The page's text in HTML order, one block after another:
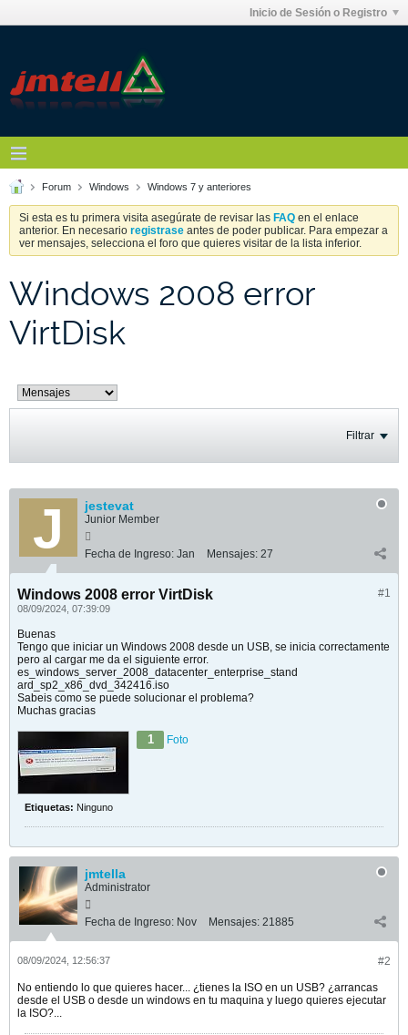
Inicio de Sesión o Registro
Forum Windows Windows 7 y anteriores
Si esta es tu primera visita asegúrate de revisar las FAQ en el enlace
anterior. En necesario registrase antes de poder publicar. Para empezar a
ver mensajes, selecciona el foro que quieres visitar de la lista inferior.
Windows 2008 error
VirtDisk
Filtrar
jestevat
Junior Member
Fecha de Ingreso: Jan Mensajes: 27
#1
Windows 2008 error VirtDisk
08/09/2024, 07:39:09
Buenas
Tengo que iniciar un Windows 2008 desde un USB, se inicia correctamente
pero al cargar me da el siguiente error.
es_windows_server_2008_datacenter_enterprise_stand
ard_sp2_x86_dvd_342416.iso
Sabeis como se puede solucionar el problema?
Muchas gracias
1 Foto
Etiquetas: Ninguno
jmtella
Administrator
Fecha de Ingreso: Nov Mensajes: 21885
#2
08/09/2024, 12:56:37
No entiendo lo que quieres hacer... ¿tienes la ISO en un USB? ¿arrancas
desde el USB o desde un windows en tu maquina y luego quieres ejecutar
la ISO?...